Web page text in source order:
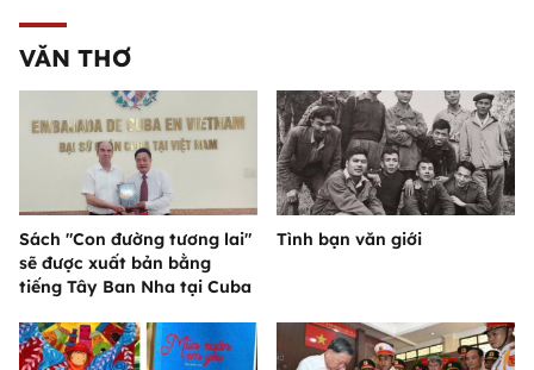
VĂN THƠ
Sách "Con đường tương lai"
sẽ được xuất bản bằng
tiếng Tây Ban Nha tại Cuba
Tình bạn văn giới